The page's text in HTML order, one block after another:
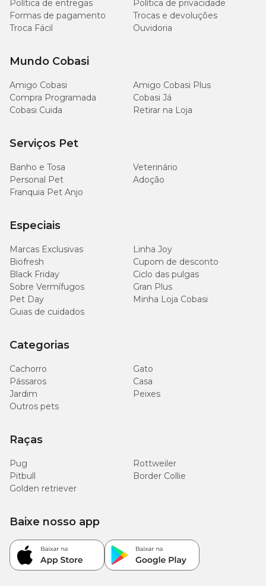
Política de entregas
Política de privacidade
Formas de pagamento
Trocas e devoluções
Troca Fácil
Ouvidoria
Mundo Cobasi
Amigo Cobasi
Amigo Cobasi Plus
Compra Programada
Cobasi Já
Cobasi Cuida
Retirar na Loja
Serviços Pet
Banho e Tosa
Veterinário
Personal Pet
Adoção
Franquia Pet Anjo
Especiais
Marcas Exclusivas
Linha Joy
Biofresh
Cupom de desconto
Black Friday
Ciclo das pulgas
Sobre Vermífugos
Gran Plus
Pet Day
Minha Loja Cobasi
Guias de cuidados
Categorias
Cachorro
Gato
Pássaros
Casa
Jardim
Peixes
Outros pets
Raças
Pug
Rottweiler
Pitbull
Border Collie
Golden retriever
Baixe nosso app